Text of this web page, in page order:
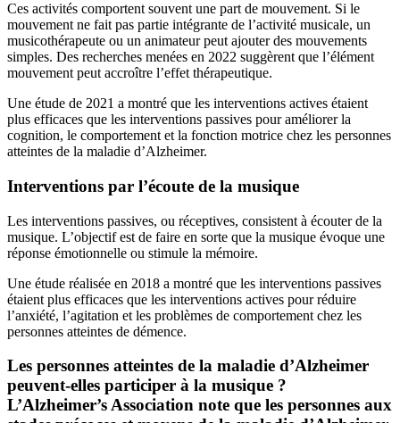
Ces activités comportent souvent une part de mouvement. Si le
mouvement ne fait pas partie intégrante de l’activité musicale, un
musicothérapeute ou un animateur peut ajouter des mouvements
simples. Des recherches menées en 2022 suggèrent que l’élément
mouvement peut accroître l’effet thérapeutique.
Une étude de 2021 a montré que les interventions actives étaient
plus efficaces que les interventions passives pour améliorer la
cognition, le comportement et la fonction motrice chez les personnes
atteintes de la maladie d’Alzheimer.
Interventions par l’écoute de la musique
Les interventions passives, ou réceptives, consistent à écouter de la
musique. L’objectif est de faire en sorte que la musique évoque une
réponse émotionnelle ou stimule la mémoire.
Une étude réalisée en 2018 a montré que les interventions passives
étaient plus efficaces que les interventions actives pour réduire
l’anxiété, l’agitation et les problèmes de comportement chez les
personnes atteintes de démence.
Les personnes atteintes de la maladie d’Alzheimer
peuvent-elles participer à la musique ?
L’Alzheimer’s Association note que les personnes aux